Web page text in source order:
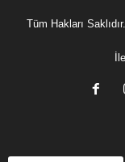
Tüm Hakları